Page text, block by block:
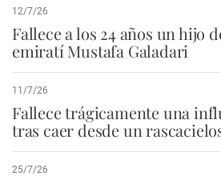
12/7/26
Fallece a los 24 años un hijo
emiratí Mustafa Galadari
11/7/26
Fallece trágicamente una
tras caer desde un
25/7/26